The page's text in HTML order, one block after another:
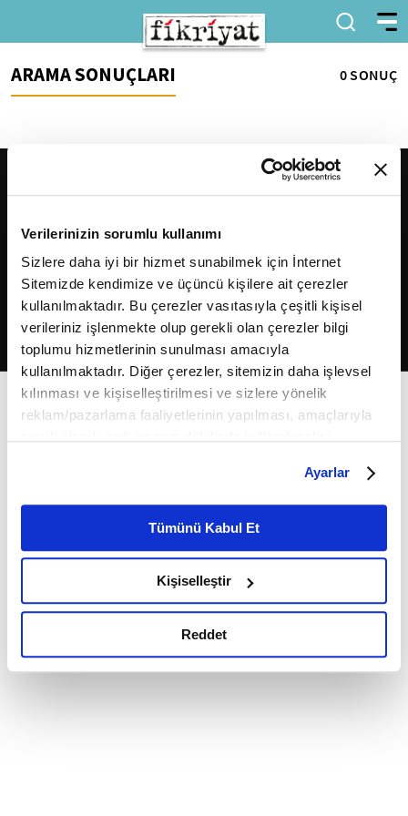
Verilerinizin sorumlu kullanımı
Sizlere daha iyi bir hizmet sunabilmek için İnternet
Sitemizde kendimize ve üçüncü kişilere ait çerezler
kullanılmaktadır. Bu çerezler vasıtasıyla çeşitli kişisel
verileriniz işlenmekte olup gerekli olan çerezler bilgi
toplumu hizmetlerinin sunulması amacıyla
kullanılmaktadır. Diğer çerezler, sitemizin daha işlevsel
kılınması ve kişiselleştirilmesi ve sizlere yönelik
reklam/pazarlama faaliyetlerinin yapılması, amaçlarıyla
belirleyebilirsiniz. Çerezlere ilişkin detaylı bilgi için
Ayarlar butonuna tıklayabilir,Çerez Bilgilendirme
Metnimizi ziyaret edebilirsiniz.
6698 sayılı Kişisel Verilerin Korunması Kanunu uyarınca
okumak ve sitemizi ziyaretiniz kapsamında
gerçekleştirilen veri işleme faaliyetleri ile ilgili daha
detaylı bilgi almak için lütfentıklayınız.
Ayarlar
Tümünü Kabul Et
Kişiselleştir
Reddet
ARAMA SONUÇLARI 0 SONUÇ
2026Fikriyat. Tüm hakları saklıdır.